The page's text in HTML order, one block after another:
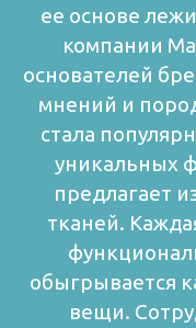
ее основе
компании
основателей
мнений и
стала
уникальных
предлагает
тканей.
обыгрывается
вещи.